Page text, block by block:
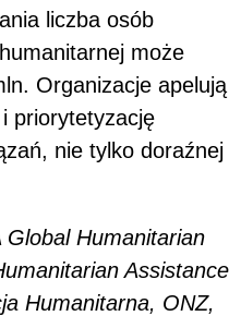
liczba osób
może
Organizacje apelują
priorytetyzację
nie tylko doraźnej
Global Humanitarian
Assistance
Humanitarna, ONZ,